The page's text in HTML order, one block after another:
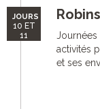
JOURS
10 ET
11
activités
et ses